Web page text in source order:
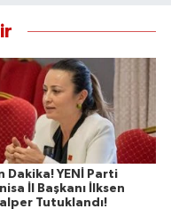
Dakika! YENİ Parti
İl Başkanı İlksen
Tutuklandı!